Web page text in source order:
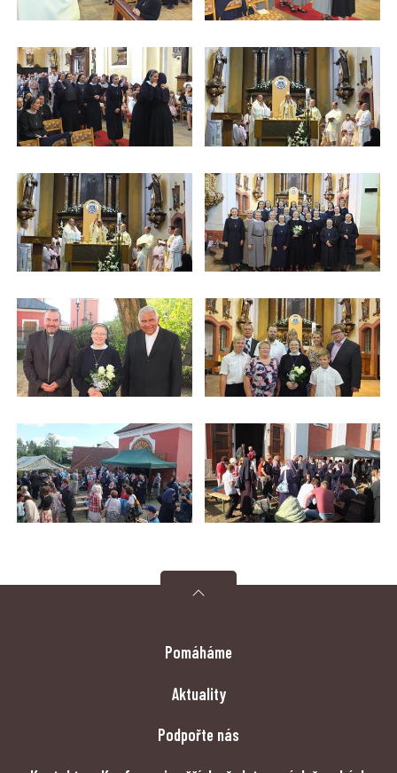
Pomáháme
Aktuality
Podpořte nás